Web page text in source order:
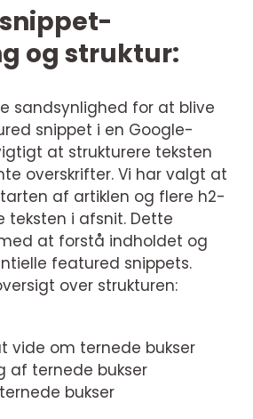
og struktur:
sandsynlighed for at blive
snippet i en Google-
at strukturere teksten
overskrifter. Vi har valgt at
af artiklen og flere h2-
teksten i afsnit. Dette
at forstå indholdet og
featured snippets.
over strukturen:
vide om ternede bukser
af ternede bukser
bukser